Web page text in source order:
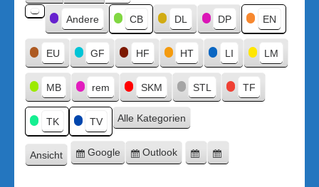
Kategorien
Kategorie
ohne
Titel
Andere CB DL DP EN
EU GF HF HT LI LM
MB rem SKM STL TF
TK TV Alle Kategorien
Ansicht ausdrucken
Eintragen
Google
Eintragen
Outlook
Google-